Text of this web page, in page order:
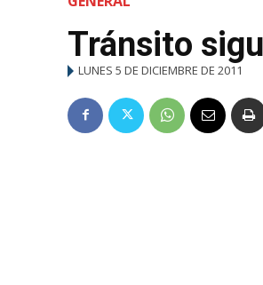
Tránsito
LUNES 5 DE DICIEMBRE DE 2011